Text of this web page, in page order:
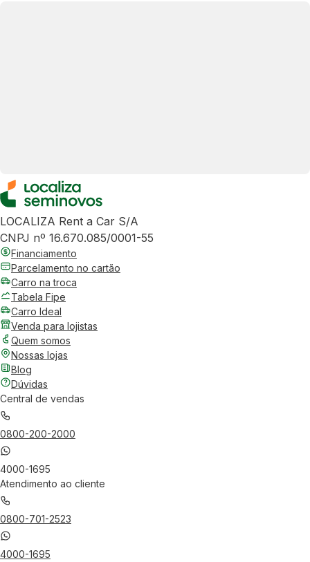
LOCALIZA Rent a Car S/A
CNPJ nº 16.670.085/0001-55
Financiamento
Parcelamento no cartão
Carro na troca
Tabela Fipe
Carro Ideal
Venda para lojistas
Quem somos
Nossas lojas
Blog
Dúvidas
Central de vendas
0800-200-2000
4000-1695
Atendimento ao cliente
0800-701-2523
4000-1695